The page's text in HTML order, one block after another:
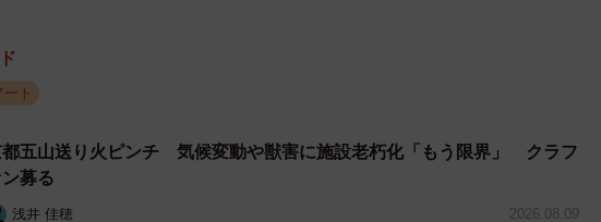
ントなどはありましたか？
なつもりだったのですが、作り進めるうちに 『屋根があった方が家っ
った方が楽しい』と、自然とこだわり始めてしまいました」
お家に見えますが、デザインや間取りなどは即興で？
ート
五山送り火ピンチ 気候変動や獣害に施設老朽化「もう限界」 クラフ
ン募る
浅井 佳穂 2026.08.09